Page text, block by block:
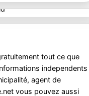
tout ce que
independents
agent de
vous pouvez aussi